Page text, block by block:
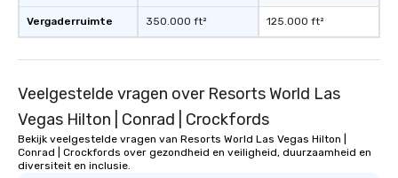
Vergaderruimte 350.000 ft² 125.000 ft²
Veelgestelde vragen over Resorts World Las
Vegas Hilton | Conrad | Crockfords
Bekijk veelgestelde vragen van Resorts World Las Vegas Hilton |
Conrad | Crockfords over gezondheid en veiligheid, duurzaamheid en
diversiteit en inclusie.